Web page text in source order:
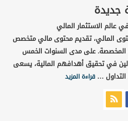
جديدة
الاستثمار المالي
المالي، تقديم محتوى مالي متخصص
المخصصة. على مدى السنوات الخمس
في تحقيق أهدافهم المالية، يسعى
التداول …قراءة المزيد